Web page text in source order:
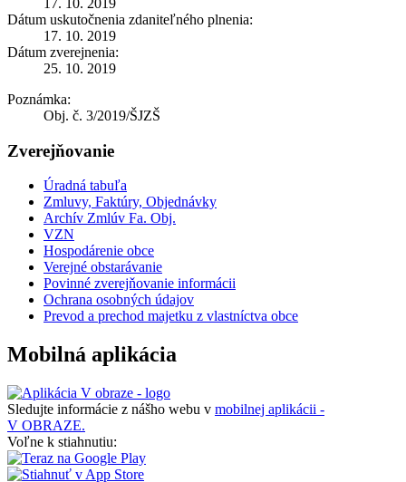
Dátum uskutočnenia zdaniteľného plnenia:
17. 10. 2019
Dátum zverejnenia:
25. 10. 2019
Poznámka:
Obj. č. 3/2019/ŠJZŠ
Zverejňovanie
Úradná tabuľa
Zmluvy, Faktúry, Objednávky
Archív Zmlúv Fa. Obj.
VZN
Hospodárenie obce
Verejné obstarávanie
Povinné zverejňovanie informácii
Ochrana osobných údajov
Prevod a prechod majetku z vlastníctva obce
Mobilná aplikácia
Sledujte informácie z nášho webu v mobilnej aplikácii -
V OBRAZE.
Voľne k stiahnutiu: